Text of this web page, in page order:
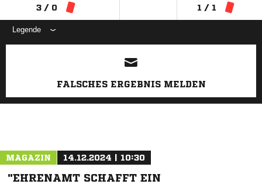
3 / 0 1 / 1
Legende
ANZEIGE
FALSCHES ERGEBNIS MELDEN
MAGAZIN 14.12.2024 | 10:30
"EHRENAMT SCHAFFT EIN